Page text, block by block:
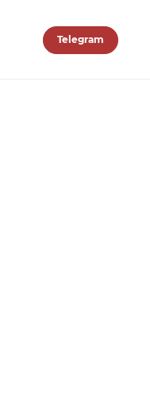
Telegram